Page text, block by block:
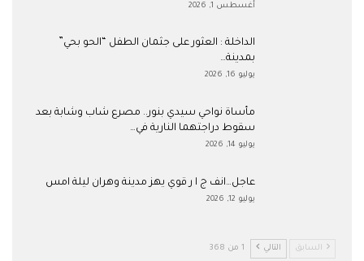
أغسطس 1, 2026
​الداخلة : العثور على جثمان الطفل “الحو بحي”
بمدينة…
يوليو 16, 2026
مأساة نواحي سيدي بنور.. مصرع شاب وشابة بعد
سقوط دراجتهما النارية في…
يوليو 14, 2026
عاجل…انف ج ا ر قوي يهز مدينة وهران ليلة امس
يوليو 12, 2026
السابق التالي 1 من 368